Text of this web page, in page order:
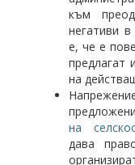
към
негативи
е, че е
предлагат
на
на
дава